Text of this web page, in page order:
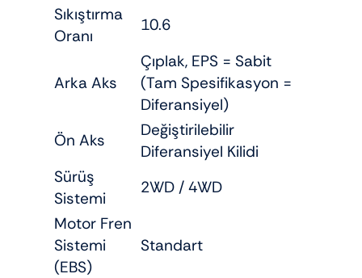
Sıkıştırma
Oranı
10.6
Arka Aks
Çıplak, EPS = Sabit
(Tam Spesifikasyon =
Diferansiyel)
Ön Aks
Değiştirilebilir
Diferansiyel Kilidi
Sürüş
Sistemi
2WD / 4WD
Motor Fren
Sistemi
(EBS)
Standart